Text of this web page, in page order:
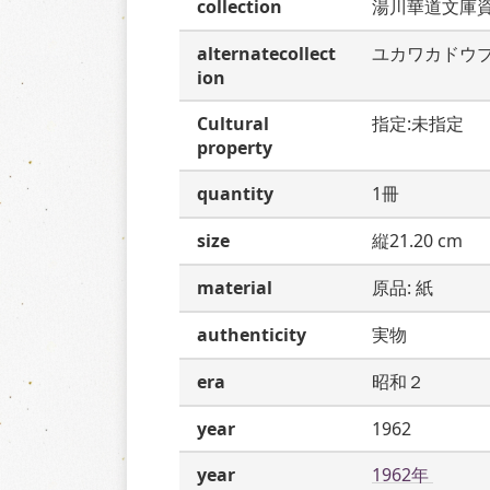
collection
湯川華道文庫
alternatecollect
ion
ユカワカドウ
Cultural
property
指定:未指定
quantity
1冊
size
縦21.20 cm
material
原品: 紙
authenticity
実物
era
昭和２
year
1962
year
1962年